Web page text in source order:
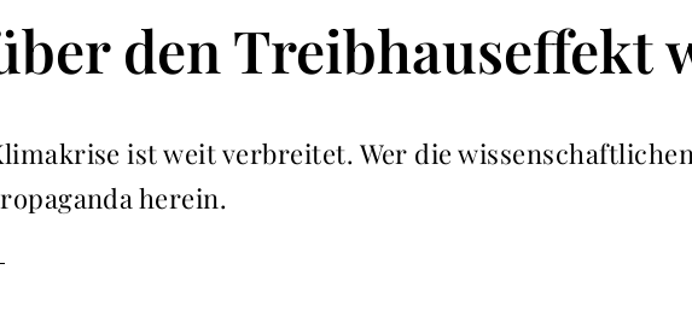
den Treibhauseffekt
ist weit verbreitet. Wer die
herein.